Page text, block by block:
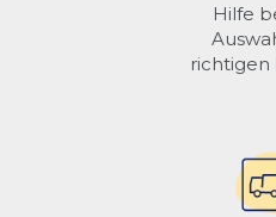
Hilfe
richtigen